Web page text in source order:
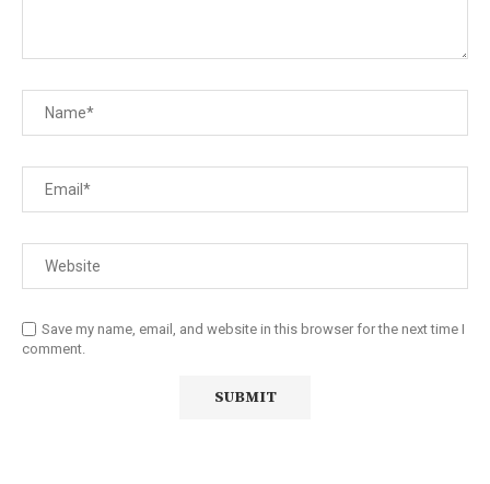
Save my name, email, and website in this browser for the next time I
comment.